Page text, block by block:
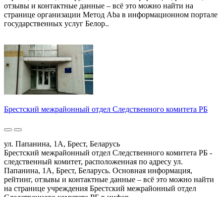
отзывы и контактные данные – всё это можно найти на
странице организации Метод Aba в информационном портале
государственных услуг Белор..
Брестский межрайонный отдел Следственного комитета РБ
ул. Папанина, 1А, Брест, Беларусь
Брестский межрайонный отдел Следственного комитета РБ -
следственный комитет, расположенная по адресу ул.
Папанина, 1А, Брест, Беларусь. Основная информация,
рейтинг, отзывы и контактные данные – всё это можно найти
на странице учреждения Брестский межрайонный отдел